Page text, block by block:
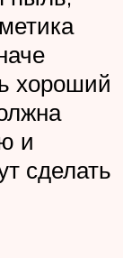
хороший
и
сделать